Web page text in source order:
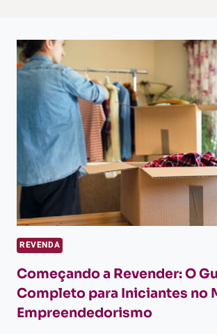
REVENDA
Começando a Revender: O
Completo para Iniciantes no
Empreendedorismo